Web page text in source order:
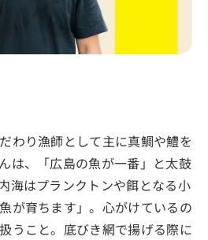
わり漁師として主に真鯛や鱧を
は、「広島の魚が一番」と太鼓
海はプランクトンや餌となる小
が育ちます」。心がけているの
うこと。底びき網で揚げる際に